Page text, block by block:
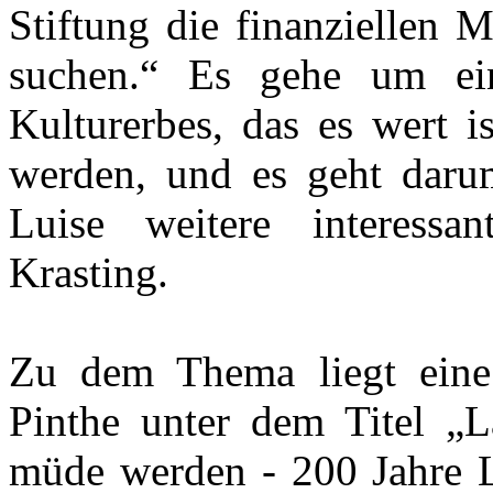
Stiftung die finanziellen
suchen.“ Es gehe um
Kulturerbes, das es wert
werden, und es geht
Luise weitere
Krasting.
Zu dem Thema liegt
Pinthe unter dem Titel
müde werden - 200 Jahre